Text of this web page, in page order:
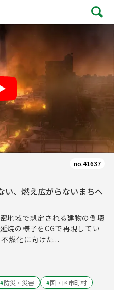
no.41637
い、燃え広がらないまちへ
地域で想定される建物の倒壊
焼の様子をCGで再現してい
燃化に向けた...
#防災・災害 #国・区市町村